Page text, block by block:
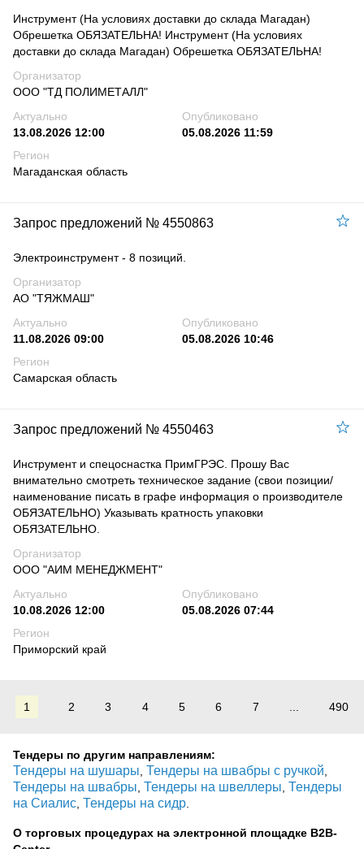
Инструмент (На условиях доставки до склада Магадан)
Обрешетка ОБЯЗАТЕЛЬНА! Инструмент (На условиях
доставки до склада Магадан) Обрешетка ОБЯЗАТЕЛЬНА!
Организатор
ООО "ТД ПОЛИМЕТАЛЛ"
Актуально
13.08.2026 12:00
Опубликовано
05.08.2026 11:59
Регион
Магаданская область
Запрос предложений № 4550863
Электроинструмент - 8 позиций.
Организатор
АО "ТЯЖМАШ"
Актуально
11.08.2026 09:00
Опубликовано
05.08.2026 10:46
Регион
Самарская область
Запрос предложений № 4550463
Инструмент и спецоснастка ПримГРЭС. Прошу Вас
внимательно смотреть техническое задание (свои позиции/
наименование писать в графе информация о производителе
ОБЯЗАТЕЛЬНО) Указывать кратность упаковки
ОБЯЗАТЕЛЬНО.
Организатор
ООО "АИМ МЕНЕДЖМЕНТ"
Актуально
10.08.2026 12:00
Опубликовано
05.08.2026 07:44
Регион
Приморский край
1 2 3 4 5 6 7 490
Тендеры по другим направлениям:
Тендеры на шушары Тендеры на швабры с ручкой
Тендеры на швабры Тендеры на швеллеры Тендеры
на Сиалис Тендеры на сидр
О торговых процедурах на электронной площадке B2B-